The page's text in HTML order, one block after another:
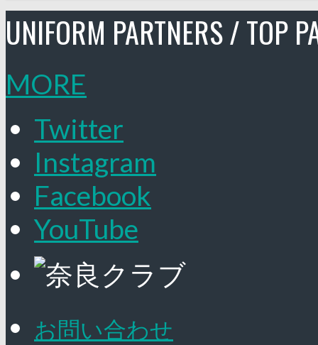
UNIFORM PARTNERS / TOP
MORE
Twitter
Instagram
Facebook
YouTube
お問い合わせ